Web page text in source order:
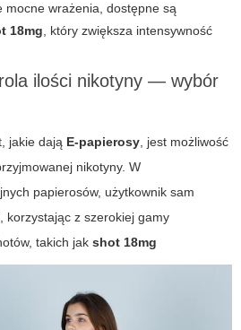
mocne wrażenia, dostępne są
18mg, który zwiększa intensywność
ilości nikotyny — wybór
jakie dają E-papierosy, jest możliwość
nikotyny. W
papierosów, użytkownik sam
korzystając z szerokiej gamy
, takich jak shot 18mg